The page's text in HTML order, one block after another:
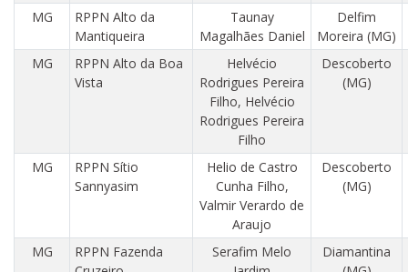
MG
RPPN Alto da
Mantiqueira
Taunay
Magalhães Daniel
Delfim
Moreira (MG)
MG
RPPN Alto da Boa
Vista
Helvécio
Rodrigues Pereira
Filho, Helvécio
Rodrigues Pereira
Filho
Descoberto
(MG)
MG
RPPN Sítio
Sannyasim
Helio de Castro
Cunha Filho,
Valmir Verardo de
Araujo
Descoberto
(MG)
MG
RPPN Fazenda
Serafim Melo
Diamantina